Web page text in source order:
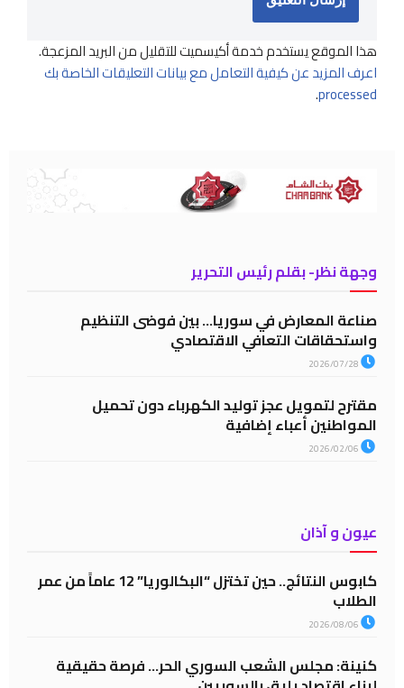
هذا الموقع يستخدم خدمة أكيسميت للتقليل من البريد المزعجة.
اعرف المزيد عن كيفية التعامل مع بيانات التعليقات الخاصة بك
processed
.
وجهة نظر- بقلم رئيس التحرير
صناعة المعارض في سوريا… بين فوضى التنظيم
واستحقاقات التعافي الاقتصادي
مقترح لتمويل عجز توليد الكهرباء دون تحميل
المواطنين أعباء إضافية
عيون و آذان
كابوس النتائج.. حين تختزل “البكالوريا” 12 عاماً من عمر
الطلاب
كنينة: مجلس الشعب السوري الحر… فرصة حقيقية